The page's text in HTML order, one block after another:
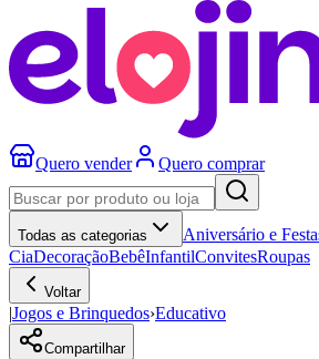
Quero vender Quero comprar
Todas as categorias Aniversário e
CiaDecoraçãoBebêInfantilConvitesRoupas
Voltar
|Jogos e Brinquedos›Educativo
Compartilhar